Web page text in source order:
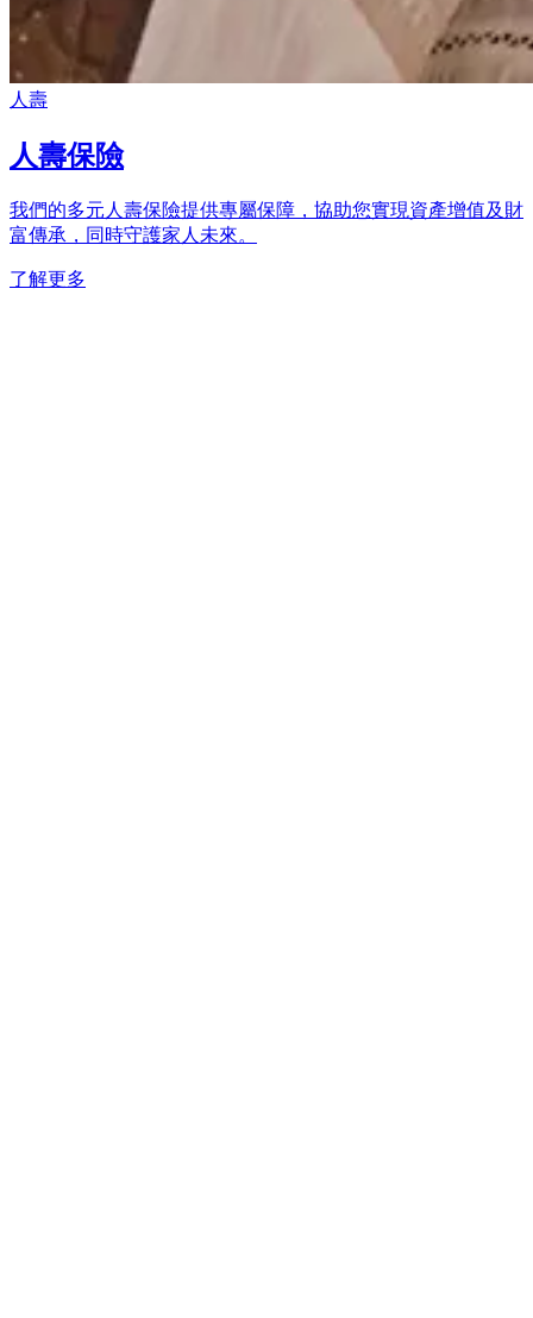
人壽
人壽保險
我們的多元人壽保險提供專屬保障，協助您實現資產增值及財
富傳承，同時守護家人未來。
了解更多